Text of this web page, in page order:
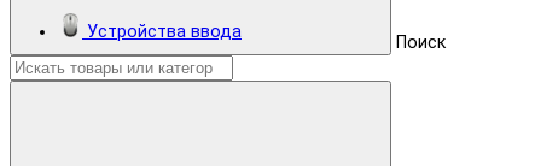
Поиск
Устройства ввода